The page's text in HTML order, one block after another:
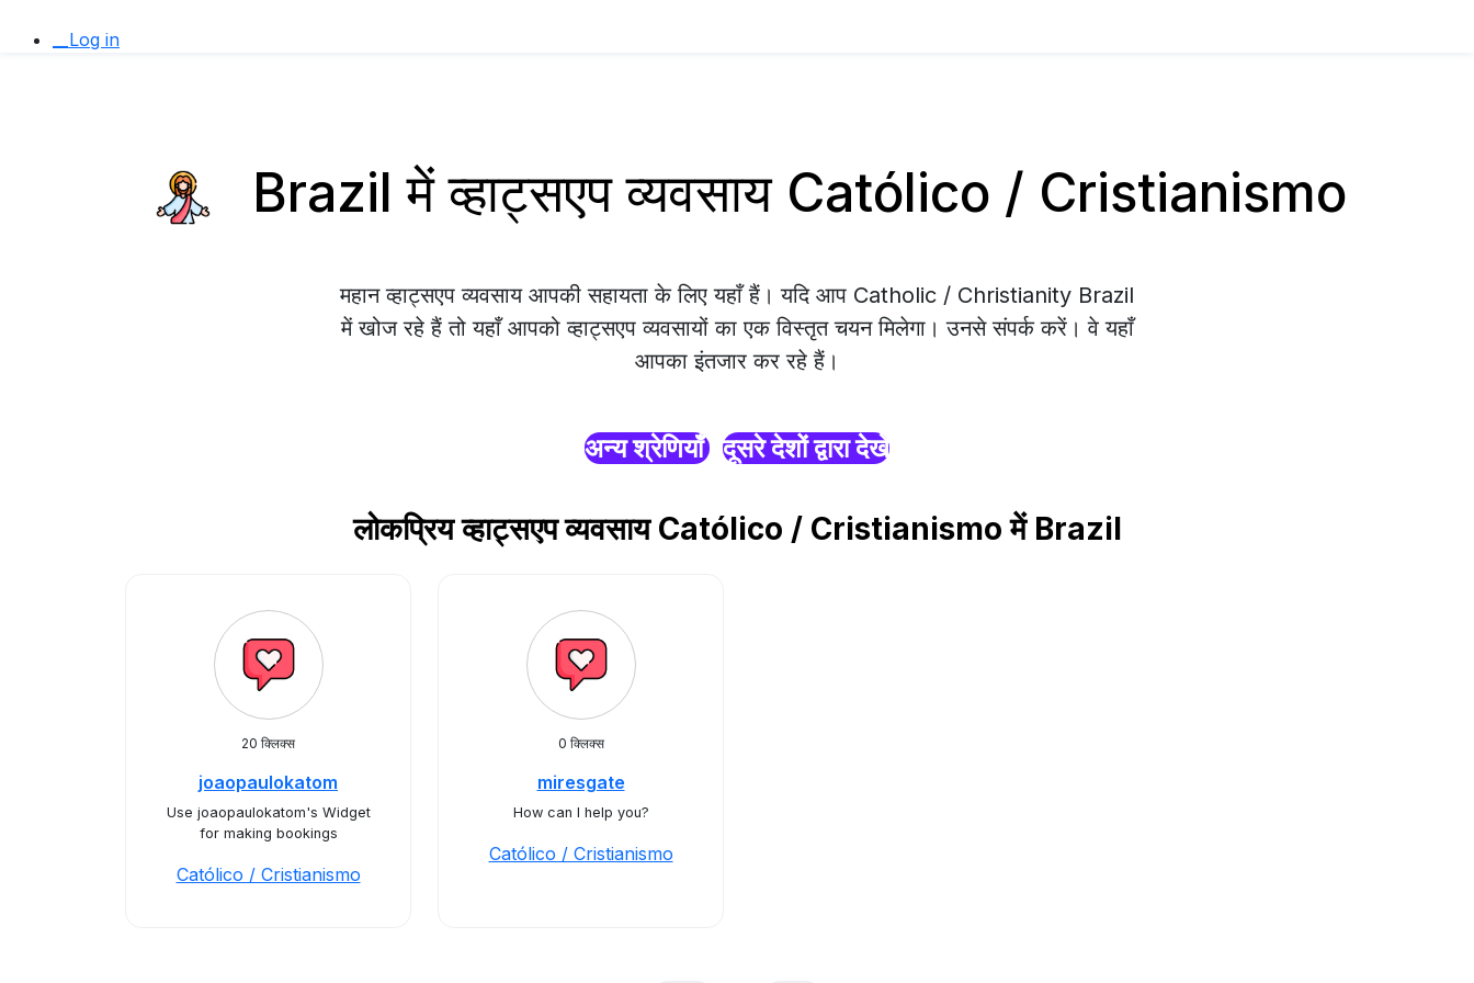
__Log in
Brazil में व्हाट्सएप व्यवसाय Católico / Cristianismo
महान व्हाट्सएप व्यवसाय आपकी सहायता के लिए यहाँ हैं। यदि आप Catholic / Christianity Brazil
में खोज रहे हैं तो यहाँ आपको व्हाट्सएप व्यवसायों का एक विस्तृत चयन मिलेगा। उनसे संपर्क करें। वे यहाँ
आपका इंतजार कर रहे हैं।
अन्य श्रेणियाँ दूसरे देशों द्वारा देखें
लोकप्रिय व्हाट्सएप व्यवसाय Católico / Cristianismo में Brazil
20 क्लिक्स
joaopaulokatom
Use joaopaulokatom's Widget
for making bookings
Católico / Cristianismo
0 क्लिक्स
miresgate
How can I help you?
Católico / Cristianismo